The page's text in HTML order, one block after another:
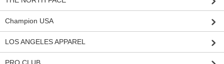
Champion USA
LOS ANGELES APPAREL